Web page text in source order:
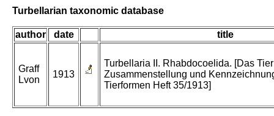
Turbellarian taxonomic database
author date title
Graff
Lvon
1913
Turbellaria II. Rhabdocoelida. [Das
Zusammenstellung und
Tierformen Heft 35/1913]